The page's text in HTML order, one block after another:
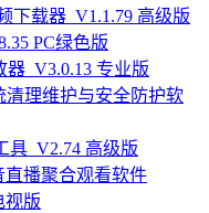
下载器_V1.1.79 高级版
PC绿色版
_V3.0.13 专业版
清理维护与安全防护软
具_V2.74 高级版
直播聚合观看软件
视版